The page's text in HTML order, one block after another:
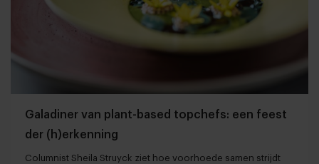
Galadiner van plant-based topchefs: een feest
der (h)erkenning
Columnist Sheila Struyck ziet hoe voorhoede samen strijdt